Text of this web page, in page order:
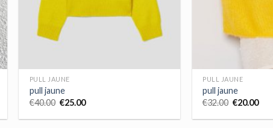
PULL JAUNE
pull jaune
€40.00 €25.00
PULL JAUNE
pull jaune
€32.00 €20.00